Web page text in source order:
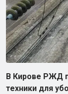
В Кирове РЖД
техники для